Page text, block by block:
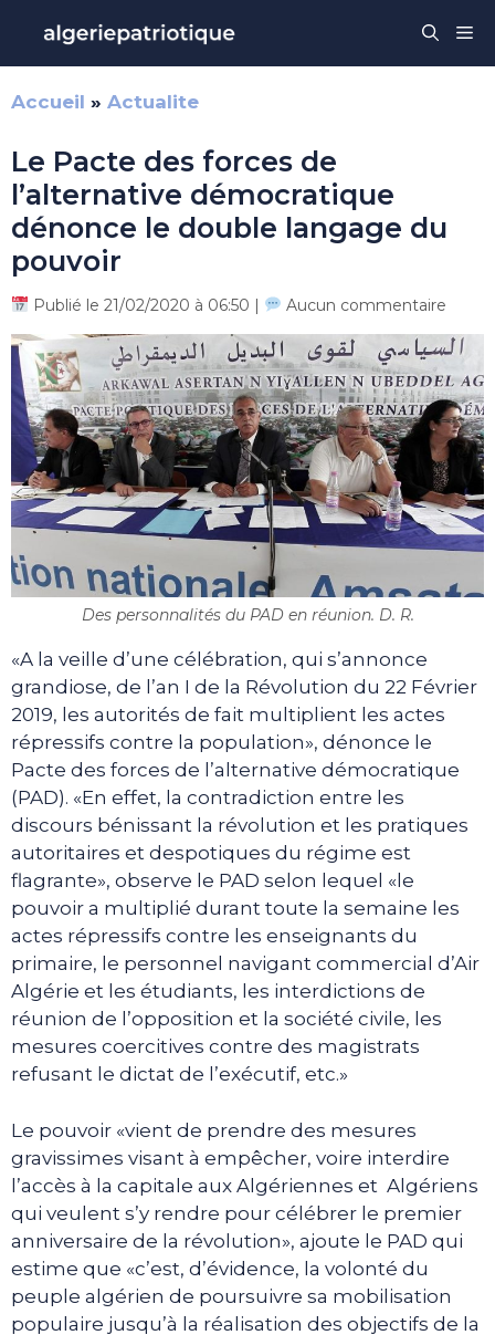
contenu
Accueil » Actualite
Le Pacte des forces de
l’alternative démocratique
dénonce le double langage du
pouvoir
Publié le 21/02/2020 à 06:50 | Aucun commentaire
Des personnalités du PAD en réunion. D. R.
«A la veille d’une célébration, qui s’annonce
grandiose, de l’an I de la Révolution du 22 Février
2019, les autorités de fait multiplient les actes
répressifs contre la population», dénonce le
Pacte des forces de l’alternative démocratique
(PAD). «En effet, la contradiction entre les
discours bénissant la révolution et les pratiques
autoritaires et despotiques du régime est
flagrante», observe le PAD selon lequel «le
pouvoir a multiplié durant toute la semaine les
actes répressifs contre les enseignants du
primaire, le personnel navigant commercial d’Air
Algérie et les étudiants, les interdictions de
réunion de l’opposition et la société civile, les
mesures coercitives contre des magistrats
refusant le dictat de l’exécutif, etc.»
Le pouvoir «vient de prendre des mesures
gravissimes visant à empêcher, voire interdire
l’accès à la capitale aux Algériennes et Algériens
qui veulent s’y rendre pour célébrer le premier
anniversaire de la révolution», ajoute le PAD qui
estime que «c’est, d’évidence, la volonté du
peuple algérien de poursuivre sa mobilisation
populaire jusqu’à la réalisation des objectifs de la